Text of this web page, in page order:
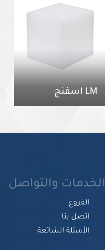
LM اسفنج
الخدمات والتواصل
الفروع
اتصل بنا
الأسئلة الشائعة